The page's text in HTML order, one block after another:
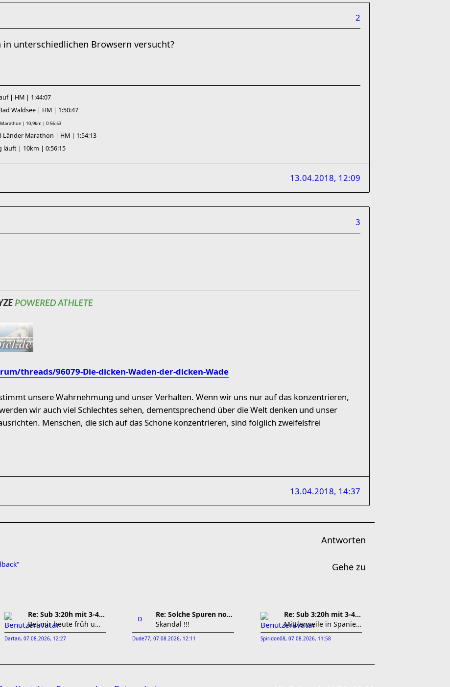
2
in unterschiedlichen Browsern versucht?
| HM | 1:44:07
Waldsee | HM | 1:50:47
| 10,9km | 0:56:53
Länder Marathon | HM | 1:54:13
läuft | 10km | 0:56:15
13.04.2018, 12:09
3
threads/96079-Die-dicken-Waden-der-dicken-Wade
unsere Wahrnehmung und unser Verhalten. Wenn wir uns nur auf das konzentrieren,
wir auch viel Schlechtes sehen, dementsprechend über die Welt denken und unser
Menschen, die sich auf das Schöne konzentrieren, sind folglich zweifelsfrei
13.04.2018, 14:37
Antworten
Gehe zu
Re: Sub 3:20h mit 3-4 mal Training die Woche machb
Bei mir heute früh um 6:30 Uhr wieder einer der h
Dartan, 07.08.2026, 12:27
Re: Solche Spuren normal mach nur 10 km?
Skandal !!!
Dude77, 07.08.2026, 12:11
Re: Sub 3:20h mit 3-4 mal Training die Woche machb
Mittlerweile in Spanien im Urlaub. Hier übel feuch
Spiridon08, 07.08.2026, 11:58